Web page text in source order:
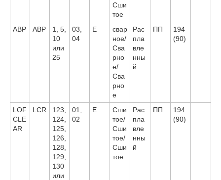
Сши
тое
ABP ABP
1, 5,
10
или
25
03,
04
E
свар
ное/
Сва
рно
е/
Сва
рно
е
Рас
пла
вле
нны
й
ПП
194
(90)
LOF
CLE
AR
LCR
123,
124,
125,
126,
128,
129,
130
или
01,
02
E
Сши
тое/
Сши
тое/
Сши
тое
Рас
пла
вле
нны
й
ПП
194
(90)